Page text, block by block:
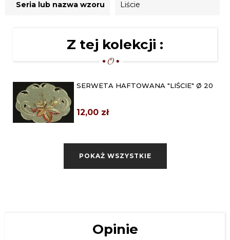
Seria lub nazwa wzoru Liście
Z tej kolekcji :
SERWETA HAFTOWANA "LIŚCIE" Ø 20
12,00 zł
17,00 zł
"LIŚCIE" 25X160
POKAŻ WSZYSTKIE
Opinie